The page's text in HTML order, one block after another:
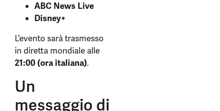
ABC News Live
Disney+
L’evento sarà trasmesso
in diretta mondiale alle
21:00 (ora italiana).
Un
messaggio di